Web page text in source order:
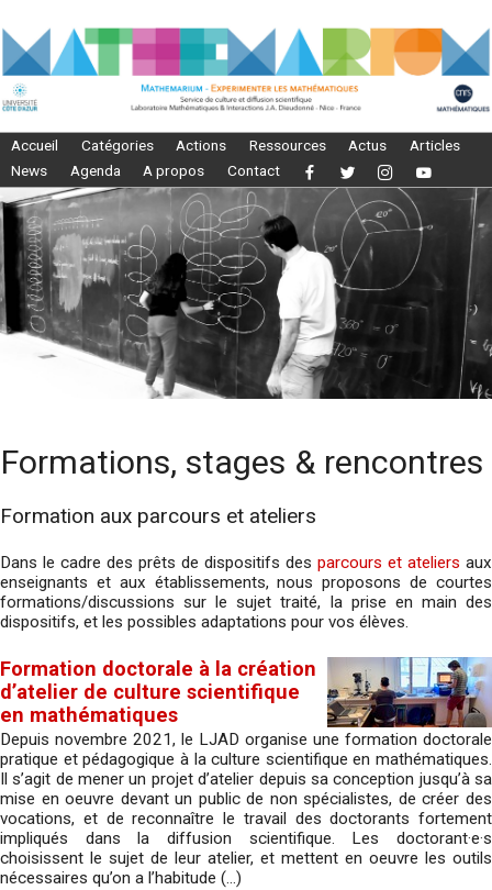
Accueil Catégories Actions Ressources Actus
Articles
News
Agenda A propos Contact
Formations, stages & rencontres
Formation aux parcours et ateliers
Dans le cadre des prêts de dispositifs des parcours et ateliers aux
enseignants et aux établissements, nous proposons de courtes
formations/discussions sur le sujet traité, la prise en main des
dispositifs, et les possibles adaptations pour vos élèves.
Formation doctorale à la création
d’atelier de culture scientifique
en mathématiques
Depuis novembre 2021, le LJAD organise une formation doctorale
pratique et pédagogique à la culture scientifique en mathématiques.
Il s’agit de mener un projet d’atelier depuis sa conception jusqu’à sa
mise en oeuvre devant un public de non spécialistes, de créer des
vocations, et de reconnaître le travail des doctorants fortement
impliqués dans la diffusion scientifique. Les doctorant·e·s
choisissent le sujet de leur atelier, et mettent en oeuvre les outils
nécessaires qu’on a l’habitude (…)